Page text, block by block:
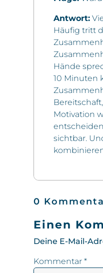
Antwort:
Häufig tritt
Hände
10 Minuten
Motivation
sichtbar.
0
Einen
Deine E-Mail-
Kommentar*